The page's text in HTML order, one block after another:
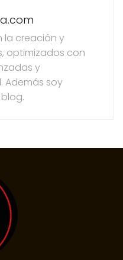
la creación y
optimizados con
y
Además soy